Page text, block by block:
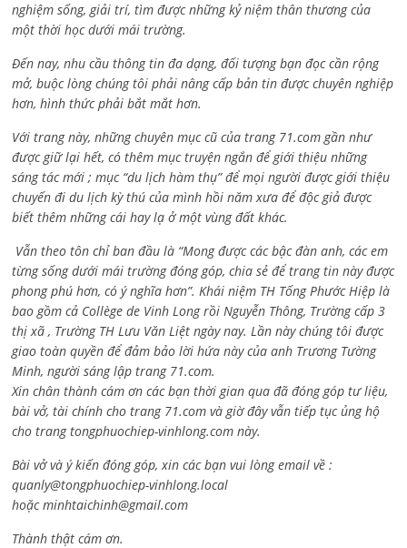
nghiệm sống, giải trí, tìm được những kỷ niệm thân thương của
một thời học dưới mái trường.
Đến nay, nhu cầu thông tin đa dạng, đối tượng bạn đọc cần rộng
mở, buộc lòng chúng tôi phải nâng cấp bản tin được chuyên nghiệp
hơn, hình thức phải bắt mắt hơn.
Với trang này, những chuyên mục cũ của trang 71.com gần như
được giữ lại hết, có thêm mục truyện ngắn để giới thiệu những
sáng tác mới ; mục “du lịch hàm thụ” để mọi người được giới thiệu
chuyến đi du lịch kỳ thú của mình hồi năm xưa để độc giả được
biết thêm những cái hay lạ ở một vùng đất khác.
Vẫn theo tôn chỉ ban đầu là “Mong được các bậc đàn anh, các em
từng sống dưới mái trường đóng góp, chia sẻ để trang tin này được
phong phú hơn, có ý nghĩa hơn”. Khái niệm TH Tống Phước Hiệp là
bao gồm cả Collège de Vinh Long rồi Nguyễn Thông, Trường cấp 3
thị xã , Trường TH Lưu Văn Liệt ngày nay. Lần này chúng tôi được
giao toàn quyền để đảm bảo lời hứa này của anh Trương Tường
Minh, người sáng lập trang 71.com.
Xin chân thành cám ơn các bạn thời gian qua đã đóng góp tư liệu,
bài vở, tài chính cho trang 71.com và giờ đây vẫn tiếp tục ủng hộ
cho trang tongphuochiep-vinhlong.com này.
Bài vở và ý kiến đóng góp, xin các bạn vui lòng email về :
quanly@tongphuochiep-vinhlong.local
hoặcminhtaichinh@gmail.com
Thành thật cám ơn.